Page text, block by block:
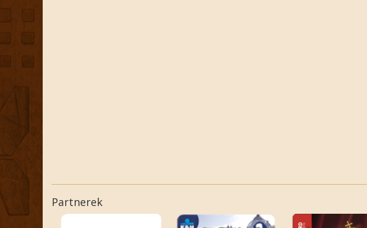
Partnerek